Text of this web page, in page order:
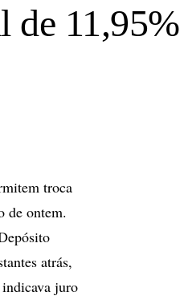
de 11,95%
troca
de ontem.
atrás,
juro